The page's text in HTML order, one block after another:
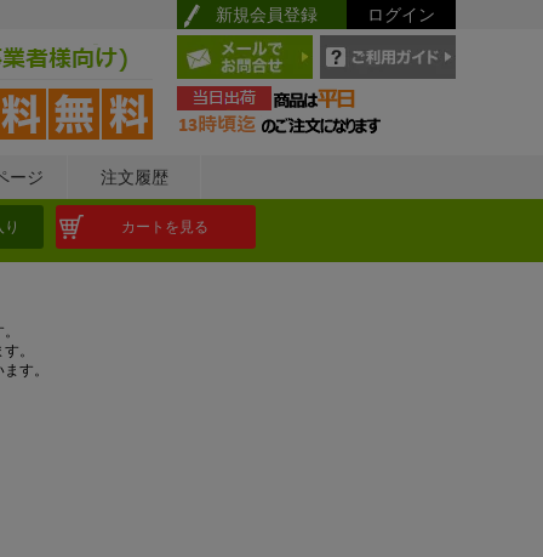
新規会員登録 ログイン
ージ 注文履歴
カートを見る
。
す。